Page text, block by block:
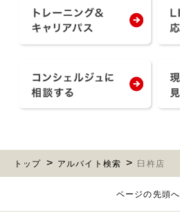
トップ アルバイト検索 臼杵店
ページの先頭へ